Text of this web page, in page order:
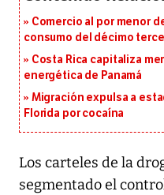
Comercio al por menor
consumo del décimo
Costa Rica capitaliza
energética de Panamá
Migración expulsa a
Florida por cocaína
Los carteles de la
segmentado el